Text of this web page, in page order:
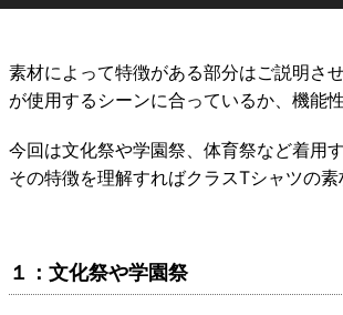
素材によって特徴がある部分はご説明さ
が使用するシーンに合っているか、機能
今回は文化祭や学園祭、体育祭など着用
その特徴を理解すればクラスTシャツの
１：文化祭や学園祭